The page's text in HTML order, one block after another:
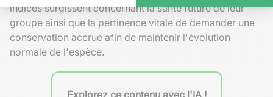
indices surgissent concernant la santé future de leur
groupe ainsi que la pertinence vitale de demander une
conservation accrue afin de maintenir l'évolution
normale de l'espèce.
Explorez ce contenu avec l'IA !